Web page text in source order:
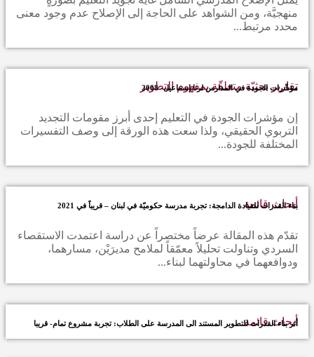
منهجيَّة، ومن الشواهد على الحاجة إلى الإصلاح عدم وجود معنى
محدد مرتبط...
تقارير بحثيّة متعلقّة بمفهوم التطوير
مؤشّرات الجودة في المدارس لرنا إسماعيل- 2008
إن مؤشرات الجودة في التعليم إحدى أبرز مقومات التجديد
التربوي الحقيقي، ولذا سعت هذه الورقة إلى وصف التفسيرات
المختلفة للجودة...
أبحاث قائمة
بناء القدرات للقيادة الدامجة: تجربة مدرسة حكوميّة في لبنان – قريباً في 2021
تقدّم هذه المقالة عرضاً مختصراً عن دراسة اعتمدت الاستقصاء
السردي وتناولت تحليلاً معمّقاً لملامح مديرَيْن، مسارهما،
ودوافعهما في محاولتهما لبناء...
أبحاث قائمة
أثر بناء القدرات للتطوير المستند الى المدرسة على الطلاب: تجربة مشروع تمام- قريبا